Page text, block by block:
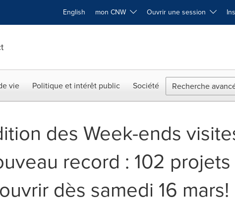
English mon CNW Ouvrir une session
vie Politique et intérêt public Société Recherche
des Week-ends
record : 102 projets
dès samedi 16 mars!